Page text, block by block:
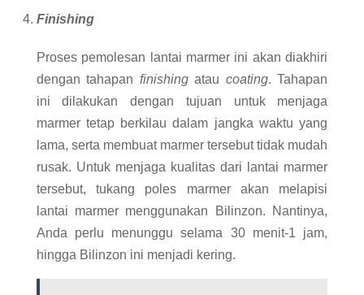
Finishing
Proses pemolesan lantai marmer ini akan diakhiri
dengan tahapan finishingatau coating. Tahapan
ini dilakukan dengan tujuan untuk menjaga
marmer tetap berkilau dalam jangka waktu yang
lama, serta membuat marmer tersebut tidak mudah
rusak. Untuk menjaga kualitas dari lantai marmer
tersebut, tukang poles marmer akan melapisi
lantai marmer menggunakan Bilinzon. Nantinya,
Anda perlu menunggu selama 30 menit-1 jam,
hingga Bilinzon ini menjadi kering.